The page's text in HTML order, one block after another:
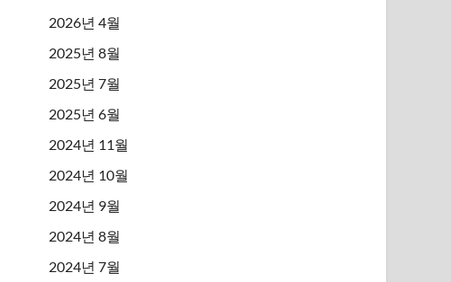
2026년 4월
2025년 8월
2025년 7월
2025년 6월
2024년 11월
2024년 10월
2024년 9월
2024년 8월
2024년 7월